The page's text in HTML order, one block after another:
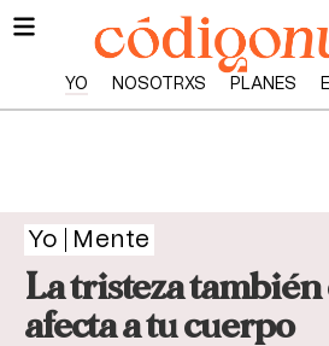
YO NOSOTRXS PLANES
Yo Mente
La tristeza también
afecta a tu cuerpo